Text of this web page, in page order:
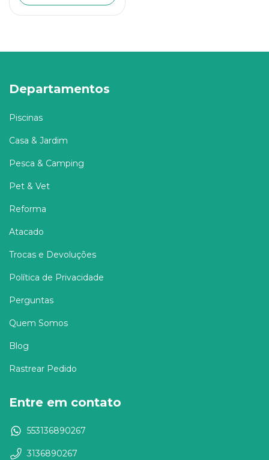
Departamentos
Piscinas
Casa & Jardim
Pesca & Camping
Pet & Vet
Reforma
Atacado
Trocas e Devoluções
Política de Privacidade
Perguntas
Quem Somos
Blog
Rastrear Pedido
Entre em contato
553136890267
3136890267